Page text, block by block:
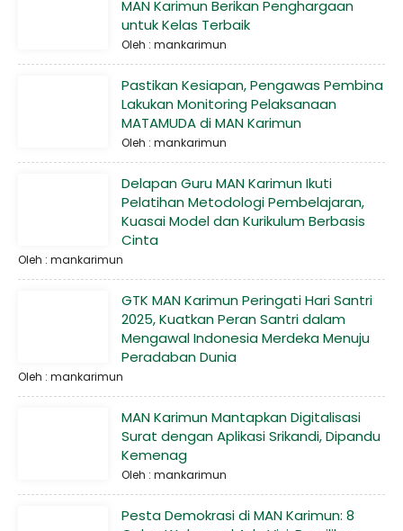
MAN Karimun Berikan Penghargaan
untuk Kelas Terbaik
Oleh : mankarimun
Pastikan Kesiapan, Pengawas Pembina
Lakukan Monitoring Pelaksanaan
MATAMUDA di MAN Karimun
Oleh : mankarimun
Delapan Guru MAN Karimun Ikuti
Pelatihan Metodologi Pembelajaran,
Kuasai Model dan Kurikulum Berbasis
Cinta
Oleh : mankarimun
GTK MAN Karimun Peringati Hari Santri
2025, Kuatkan Peran Santri dalam
Mengawal Indonesia Merdeka Menuju
Peradaban Dunia
Oleh : mankarimun
MAN Karimun Mantapkan Digitalisasi
Surat dengan Aplikasi Srikandi, Dipandu
Kemenag
Oleh : mankarimun
Pesta Demokrasi di MAN Karimun: 8